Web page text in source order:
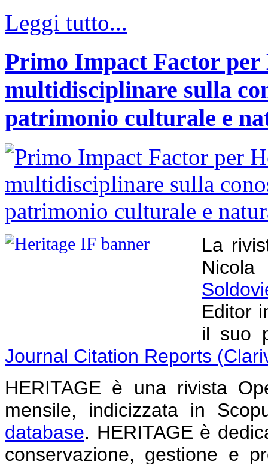
Leggi tutto...
Primo Impact Factor
multidisciplinare sulla
patrimonio culturale e
La
Editor
il suo
Journal Citation Reports
HERITAGE è una rivista
mensile, indicizzata in
database. HERITAGE è
conservazione, gestione e